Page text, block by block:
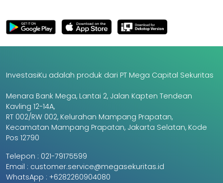
InvestasiKu adalah produk dari PT Mega Capital Sekuritas
Menara Bank Mega, Lantai 2, Jalan Kapten Tendean
Kavling 12-14A,
RT 002/RW 002, Kelurahan Mampang Prapatan,
Kecamatan Mampang Prapatan, Jakarta Selatan, Kode
Pos 12790
Telepon : 021-79175599
Email : customer.service@megasekuritas.id
WhatsApp : +6282260904080